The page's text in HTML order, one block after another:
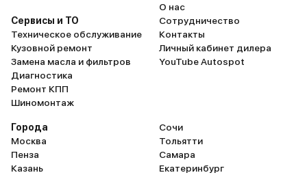
Сервисы и ТО
Техническое обслуживание
Кузовной ремонт
Замена масла и фильтров
Диагностика
Ремонт КПП
Шиномонтаж
О нас
Сотрудничество
Контакты
Личный кабинет дилера
YouTube Autospot
Города
Москва
Пенза
Казань
Сочи
Тольятти
Самара
Екатеринбург